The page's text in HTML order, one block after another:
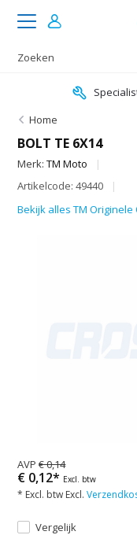
Home
BOLT TE 6X14
Merk:TM Moto
Artikelcode: 49440
Bekijk alles TM
AVP€ 0,14
€ 0,12* Excl. btw
* Excl. btw Excl.
Vergelijk